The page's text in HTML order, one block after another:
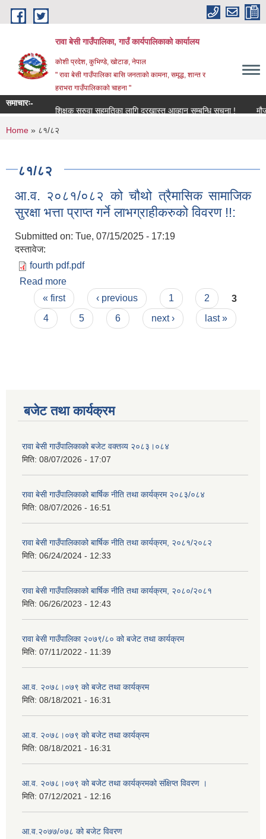
Skip to main content
रावा बेसी गाउँपालिका, गाउँ कार्यपालिकाको कार्यालय
कोशी प्रदेश, कुभिण्डे, खोटाङ, नेपाल
" रावा बेसी गाउँपालिका बासि जनताको कामना, समृद्ध, शान्त र
हराभरा गाउँपालिकाको चाहना "
समाचारः-
शिक्षक सरुवा सहमतिका लागि दरखास्त आव्हान सम्बन्धि सूचना !
You are here
Home » ८१/८२
८१/८२
आ.व. २०८१/०८२ को चौथो त्रैमासिक सामाजिक
सुरक्षा भत्ता प्राप्त गर्ने लाभग्राहीकरुको विवरण !!:
Submitted on: Tue, 07/15/2025 - 17:19
दस्तावेज:
fourth pdf.pdf
Read more
सुरक्षा भत्ता प्राप्त गर्ने लाभग्राहीकरुको विवरण !!:
Pages
« first ‹ previous 1 2
3
4
5 6 next › last »
बजेट तथा कार्यक्रम
रावा बेसी गाउँपालिकाको बजेट वक्तव्य २०८३।०८४
मिति: 08/07/2026 - 17:07
रावा बेसी गाउँपालिकाको बार्षिक नीति तथा कार्यक्रम २०८३/०८४
मिति: 08/07/2026 - 16:51
रावा बेसी गाउँपालिकाको बार्षिक नीति तथा कार्यक्रम, २०८१/२०८२
मिति: 06/24/2024 - 12:33
रावा बेसी गाउँपालिकाको बार्षिक नीति तथा कार्यक्रम, २०८०/२०८१
मिति: 06/26/2023 - 12:43
रावा बेसी गाउँपालिका २०७९/८० को बजेट तथा कार्यक्रम
मिति: 07/11/2022 - 11:39
आ.व. २०७८।०७९ को बजेट तथा कार्यक्रम
मिति: 08/18/2021 - 16:31
आ.व. २०७८।०७९ को बजेट तथा कार्यक्रम
मिति: 08/18/2021 - 16:31
आ.व. २०७८।०७९ को बजेट तथा कार्यक्रमको संक्षिप्त विवरण ।
मिति: 07/12/2021 - 12:16
आ.व.२०७७/०७८ को बजेट विवरण